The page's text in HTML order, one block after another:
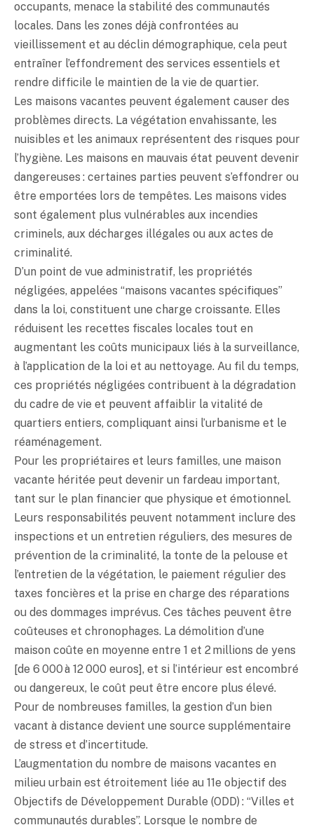
occupants, menace la stabilité des communautés
locales. Dans les zones déjà confrontées au
vieillissement et au déclin démographique, cela peut
entraîner l’effondrement des services essentiels et
rendre difficile le maintien de la vie de quartier.
Les maisons vacantes peuvent également causer des
problèmes directs. La végétation envahissante, les
nuisibles et les animaux représentent des risques pour
l’hygiène. Les maisons en mauvais état peuvent devenir
dangereuses : certaines parties peuvent s’effondrer ou
être emportées lors de tempêtes. Les maisons vides
sont également plus vulnérables aux incendies
criminels, aux décharges illégales ou aux actes de
criminalité.
D’un point de vue administratif, les propriétés
négligées, appelées “maisons vacantes spécifiques”
dans la loi, constituent une charge croissante. Elles
réduisent les recettes fiscales locales tout en
augmentant les coûts municipaux liés à la surveillance,
à l’application de la loi et au nettoyage. Au fil du temps,
ces propriétés négligées contribuent à la dégradation
du cadre de vie et peuvent affaiblir la vitalité de
quartiers entiers, compliquant ainsi l’urbanisme et le
réaménagement.
Pour les propriétaires et leurs familles, une maison
vacante héritée peut devenir un fardeau important,
tant sur le plan financier que physique et émotionnel.
Leurs responsabilités peuvent notamment inclure des
inspections et un entretien réguliers, des mesures de
prévention de la criminalité, la tonte de la pelouse et
l’entretien de la végétation, le paiement régulier des
taxes foncières et la prise en charge des réparations
ou des dommages imprévus. Ces tâches peuvent être
coûteuses et chronophages. La démolition d’une
maison coûte en moyenne entre 1 et 2 millions de yens
[de 6 000 à 12 000 euros], et si l’intérieur est encombré
ou dangereux, le coût peut être encore plus élevé.
Pour de nombreuses familles, la gestion d’un bien
vacant à distance devient une source supplémentaire
de stress et d’incertitude.
L’augmentation du nombre de maisons vacantes en
milieu urbain est étroitement liée au 11e objectif des
Objectifs de Développement Durable (ODD) : “Villes et
communautés durables”. Lorsque le nombre de